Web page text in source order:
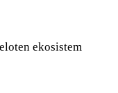
ekosistem